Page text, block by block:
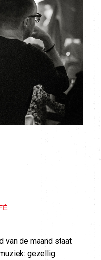
van de maand staat
gezellig